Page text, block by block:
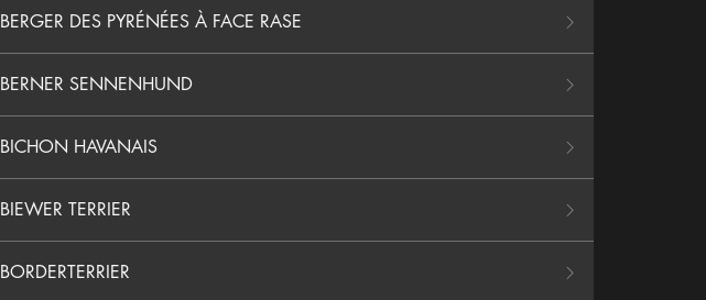
BERGER DES PYRÉNÉES À FACE RASE
BERNER SENNENHUND
BICHON HAVANAIS
BIEWER TERRIER
BORDERTERRIER